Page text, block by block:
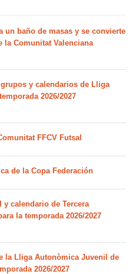
un baño de masas y se convierte
la Comunitat Valenciana
y calendarios de Lliga
2026/2027
FFCV Futsal
de la Copa Federación
y calendario de Tercera
la temporada 2026/2027
la Lliga Autonòmica Juvenil de
2026/2027